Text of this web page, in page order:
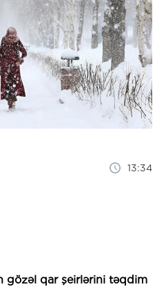
13:34
gözəl qar şeirlərini təqdim